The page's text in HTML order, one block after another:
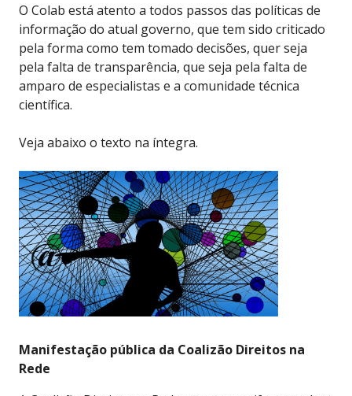
O Colab está atento a todos passos das políticas de
informação do atual governo, que tem sido criticado
pela forma como tem tomado decisões, quer seja
pela falta de transparência, que seja pela falta de
amparo de especialistas e a comunidade técnica
científica.
Veja abaixo o texto na íntegra.
Manifestação pública da Coalizão Direitos na
Rede